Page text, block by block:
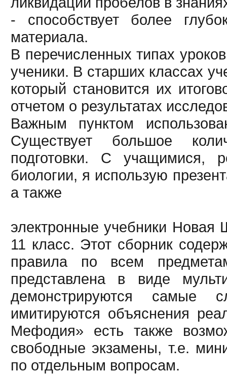
- способствует более
материала.
В перечисленных типах
ученики. В старших классах
который становится их
отчетом о результатах
Важным пунктом
Существует большое
подготовки. С
биологии, я использую
а также
электронные учебники Новая
11 класс. Этот сборник
правила по всем
представлена в виде
демонстрируются самые
имитируются объяснения
Мефодия» есть также
свободные экзамены, т.е.
по отдельным вопросам.